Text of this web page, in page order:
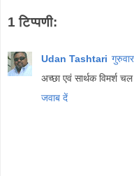
1 टिप्पणी:
Udan Tashtari
अच्छा एवं सार्थक विमर्श
जवाब दें